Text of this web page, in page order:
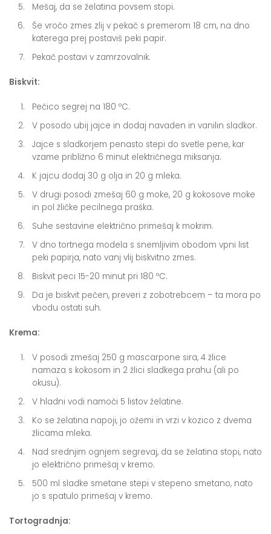
Mešaj, da se želatina povsem stopi.
Še vročo zmes zlij v pekač s premerom 18 cm, na dno
katerega prej postaviš peki papir.
Pekač postavi v zamrzovalnik.
Biskvit:
Pečico segrej na 180 ºC.
V posodo ubij jajce in dodaj navaden in vanilin sladkor.
Jajce s sladkorjem penasto stepi do svetle pene, kar
vzame približno 6 minut električnega miksanja.
K jajcu dodaj 30 g olja in 20 g mleka.
V drugi posodi zmešaj 60 g moke, 20 g kokosove moke
in pol žličke pecilnega praška.
Suhe sestavine električno primešaj k mokrim.
V dno tortnega modela s snemljivim obodom vpni list
peki papirja, nato vanj vlij biskvitno zmes.
Biskvit peci 15-20 minut pri 180 ºC.
Da je biskvit pečen, preveri z zobotrebcem – ta mora po
vbodu ostati suh.
Krema:
V posodi zmešaj 250 g mascarpone sira, 4 žlice
namaza s kokosom in 2 žlici sladkega prahu (ali po
okusu).
V hladni vodi namoči 5 listov želatine.
Ko se želatina napoji, jo ožemi in vrzi v kozico z dvema
žlicama mleka.
Nad srednjim ognjem segrevaj, da se želatina stopi, nato
jo električno primešaj v kremo.
500 ml sladke smetane stepi v stepeno smetano, nato
jo s spatulo primešaj v kremo.
Tortogradnja: